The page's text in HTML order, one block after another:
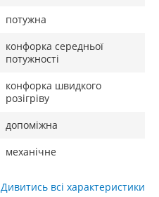
потужна
конфорка середньої
потужності
конфорка швидкого
розігріву
допоміжна
механічне
Дивитись всі характеристики